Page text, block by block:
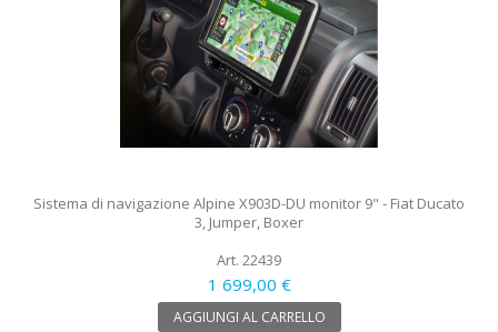
Sistema di navigazione Alpine X903D-DU monitor 9" - Fiat Ducato
3, Jumper, Boxer
Art. 22439
1 699,00 €
AGGIUNGI AL CARRELLO